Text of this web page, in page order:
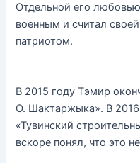
Отдельной его
военным и считал
патриотом.
В 2015 году Тэмир
О. Шактаржыка». В
«Тувинский
вскоре понял, что это